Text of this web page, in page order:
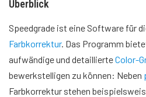
Überblick
Speedgrade ist eine Software für
Farbkorrektur. Das Programm
aufwändige und detaillierteColor-
bewerkstelligen zu können: Neben
Farbkorrektur stehen